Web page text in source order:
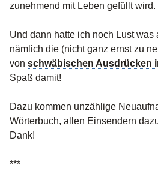
zunehmend mit Leben gefüllt wird.
Und dann hatte ich noch Lust was
nämlich die (nicht ganz ernst zu
vonschwäbischen Ausdrücken
Spaß damit!
Dazu kommen unzählige
Wörterbuch, allen Einsendern
Dank!
***